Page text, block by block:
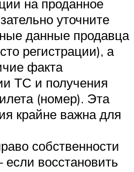
на проданное
уточните
данные продавца
регистрации), а
факта
ТС и получения
(номер). Эта
крайне важна для
собственности
если восстановить